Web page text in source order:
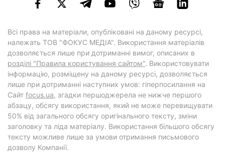
Всі права на матеріали, опубліковані на даному ресурсі,
належать ТОВ "ФОКУС МЕДІА". Використання матеріалів
дозволяється лише при дотриманні вимог, описаних в
розділі "Правила користування сайтом". Використовувати
інформацію, розміщену на даному ресурсі, дозволяється
лише при дотриманні наступних умов: гіперпосилання на
Cайт focus.ua, згадки першоджерела не нижче першого
абзацу, обсягу використання, який не може перевищувати
50% від загального обсягу оригінального тексту, зміни
заголовку та ліда матеріалу. Використання більшого обсягу
тексту можливе лише за умови отримання письмового
дозволу Компанії.